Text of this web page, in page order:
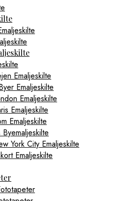
Emaljeskilte
Emaljeskilte
Emaljeskilte
Emaljeskilte
Emaljeskilte
York City Emaljeskilte
Emaljeskilte